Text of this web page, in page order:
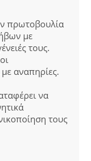
πρωτοβουλία
με
τους.
αναπηρίες.
να
τους